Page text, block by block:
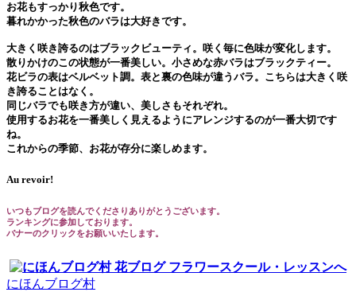
お花もすっかり秋色です。
暮れかかった秋色のバラは大好きです。
大きく咲き誇るのはブラックビューティ。咲く毎に色味が変化します。
散りかけのこの状態が一番美しい。小さめな赤バラはブラックティー。
花ビラの表はベルベット調。表と裏の色味が違うバラ。こちらは大きく咲
き誇ることはなく。
同じバラでも咲き方が違い、美しさもそれぞれ。
使用するお花を一番美しく見えるようにアレンジするのが一番大切です
ね。
これからの季節、お花が存分に楽しめます。
Au revoir!
いつもブログを読んでくださりありがとうございます。
ランキングに参加しております。
バナーのクリックをお願いいたします。
にほんブログ村